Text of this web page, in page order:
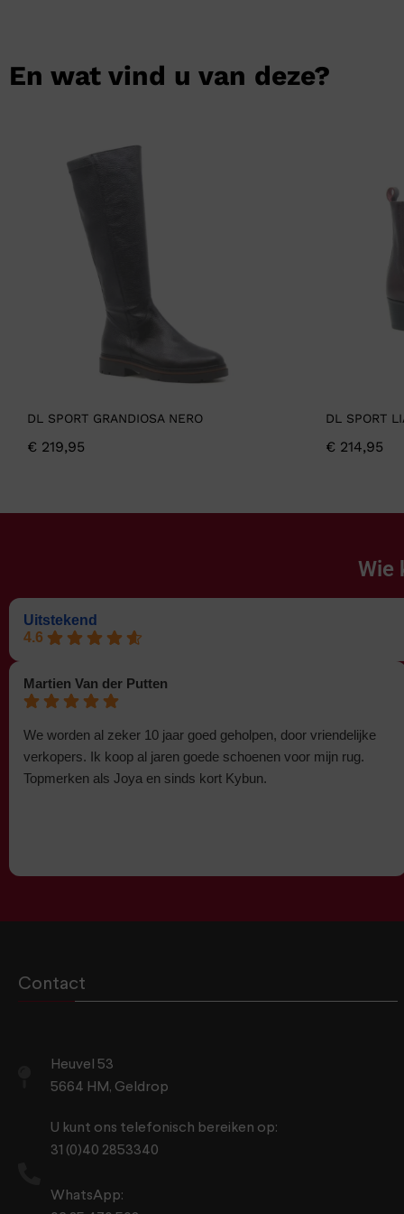
En wat vind u van deze?
DL SPORT GRANDIOSA NERO
€ 219,95
DL SPORT
€ 214,95
Wie
Uitstekend
4.6
Martien Van der Putten
We worden al zeker 10 jaar goed geholpen, door vriendelijke
verkopers. Ik koop al jaren goede schoenen voor mijn rug.
Topmerken als Joya en sinds kort Kybun.
Contact
Heuvel 53
5664 HM, Geldrop
U kunt ons telefonisch bereiken op:
31 (0)40 2853340
WhatsApp: